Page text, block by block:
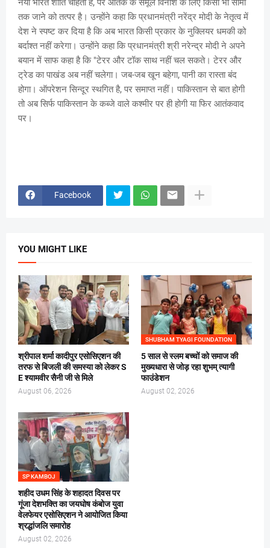
तक जाने को तत्पर है। उन्होंने कहा कि प्रधानमंत्री नरेंद्र मोदी के नेतृत्व में
देश ने स्पष्ट कर दिया है कि अब भारत किसी प्रकार के नुक्लियर धमकी को
बर्दाश्त नहीं करेगा। उन्होंने कहा कि प्रधानमंत्री श्री नरेन्द्र मोदी ने अपने
बयान में साफ कहा है कि "टेरर और टॉक साथ नहीं चल सकते। टेरर और
ट्रेड का पाखंड अब नहीं चलेगा। जब-जब खून बहेगा, पानी का रास्ता बंद
होगा। ऑपरेशन सिन्दूर स्थगित है, पर समाप्त नहीं। पाकिस्तान से बात होगी
तो अब सिर्फ पाकिस्तान के कब्जे वाले कश्मीर पर ही होगी या फिर आतंकवाद
पर।
Facebook
YOU MIGHT LIKE
श्रीपाल शर्मा कादीपुर एसोसिएशन की
तरफ से बिजली की समस्या को लेकर S
E श्यामवीर सैनी जी से मिले
August 06, 2026
SHUBHAM TYAGI FOUNDATION
5 साल से स्लम बच्चों को समाज की
मुख्यधारा से जोड़ रहा शुभम् त्यागी
फाउंडेशन
August 02, 2026
SP KAMBOJ
शहीद उधम सिंह के शहादत दिवस पर
गूंजा देशभक्ति का जयघोष कंबोज युवा
वेलफेयर एसोसिएशन ने आयोजित किया
श्रद्धांजलि समारोह
August 02, 2026